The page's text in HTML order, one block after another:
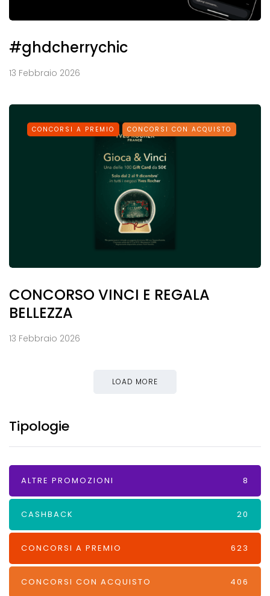
#ghdcherrychic
13 Febbraio 2026
CONCORSI A PREMIO CONCORSI CON ACQUISTO
CONCORSO VINCI E REGALA
BELLEZZA
13 Febbraio 2026
LOAD MORE
Tipologie
ALTRE PROMOZIONI 8
CASHBACK 20
CONCORSI A PREMIO 623
CONCORSI CON ACQUISTO 406